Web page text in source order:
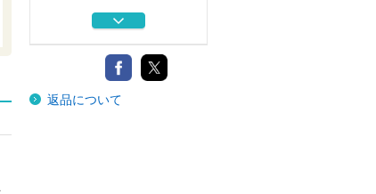
一流のマネジャー
日経ＢＰ
ＡＩ分析でわかっ
たトップ５％社...
返品について